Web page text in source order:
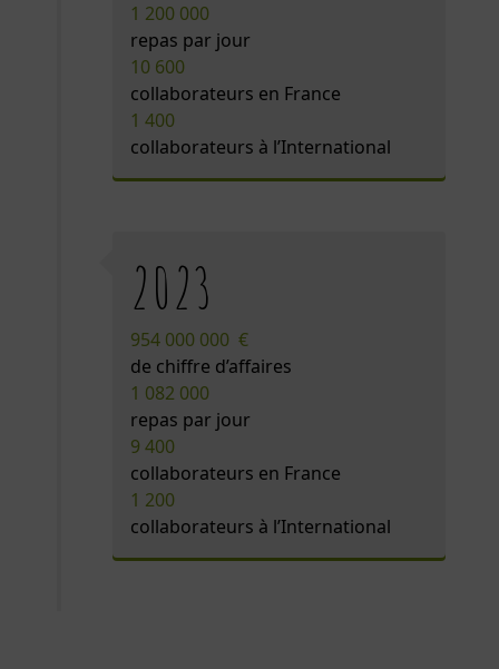
1 200 000
repas par jour
10 600
collaborateurs en France
1 400
collaborateurs à l’International
2023
954 000 000 €
de chiffre d’affaires
1 082 000
repas par jour
9 400
collaborateurs en France
1 200
collaborateurs à l’International